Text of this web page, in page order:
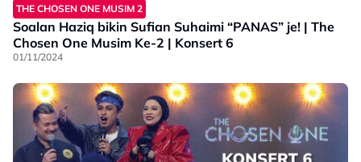
THE CHOSEN ONE MUSIM 2
Soalan Haziq bikin Sufian Suhaimi “PANAS” je! | The
Chosen One Musim Ke-2 | Konsert 6
01/11/2024